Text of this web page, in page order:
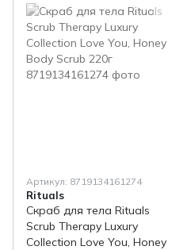
Артикул: 8719134161274
Rituals
Скраб для тела Rituals
Scrub Therapy Luxury
Collection Love You, Honey